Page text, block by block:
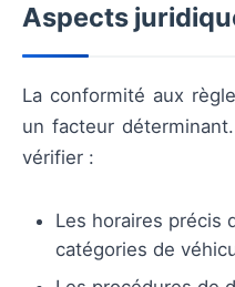
Aspects
La conformité aux
un facteur
vérifier :
Les horaires précis
catégories de